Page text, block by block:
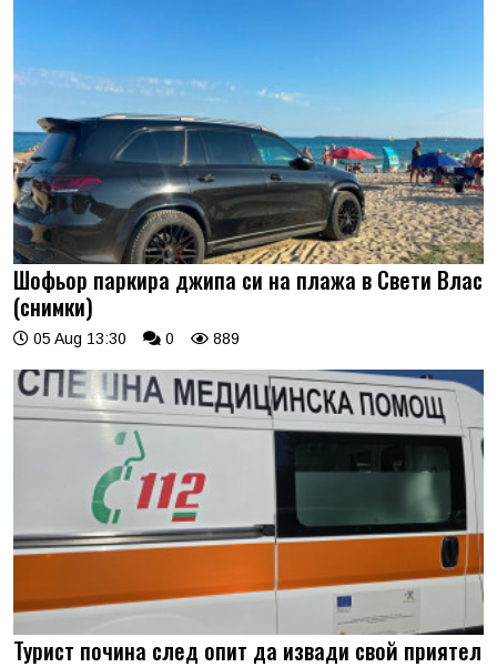
Шофьор паркира джипа си на плажа в Свети Влас
(снимки)
05 Aug 13:30 0 889
Турист почина след опит да извади свой приятел